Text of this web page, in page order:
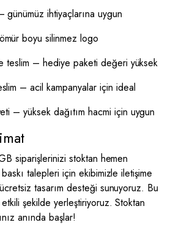
ihtiyaçlarına uygun
boyu silinmez logo
teslim – hediye paketi değeri yüksek
– acil kampanyalar için ideal
– yüksek dağıtım hacmi için uygun
siparişlerinizi stoktan hemen
talepleri için ekibimizle iletişime
tasarım desteği sunuyoruz. Bu
şekilde yerleştiriyoruz. Stoktan
anında başlar!